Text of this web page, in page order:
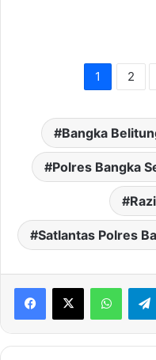
1 2
Bangka
Polres Bangka
Satlantas Polres